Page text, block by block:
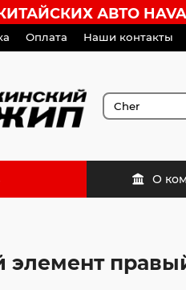
АВТО HAVAL,
Оплата Наши контакты
О
элемент